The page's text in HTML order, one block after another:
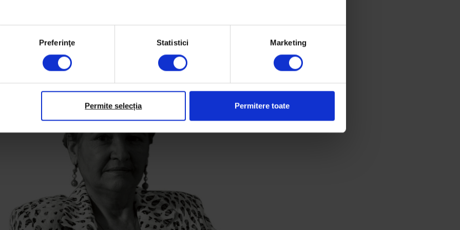
Preferinţe Statistici Marketing
Permite selecția Permitere toate